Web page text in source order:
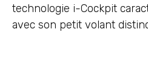
technologie i-Cockpit
avec son petit volant